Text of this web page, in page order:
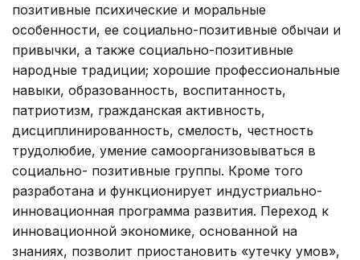
позитивные психические и моральные
особенности, ее социально-позитивные обычаи и
привычки, а также социально-позитивные
народные традиции; хорошие профессиональные
навыки, образованность, воспитанность,
патриотизм, гражданская активность,
дисциплинированность, смелость, честность
трудолюбие, умение самоорганизовываться в
социально- позитивные группы. Кроме того
разработана и функционирует индустриально-
инновационная программа развития. Переход к
инновационной экономике, основанной на
знаниях, позволит приостановить «утечку умов»,